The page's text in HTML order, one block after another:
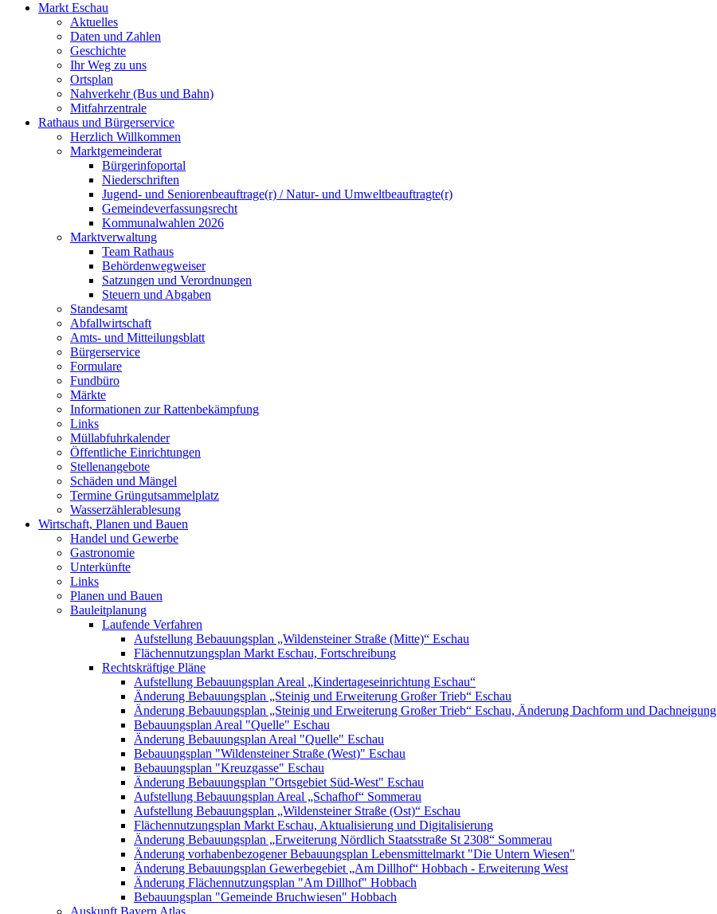
Markt Eschau
Aktuelles
Daten und Zahlen
Geschichte
Ihr Weg zu uns
Ortsplan
Nahverkehr (Bus und Bahn)
Mitfahrzentrale
Rathaus und Bürgerservice
Herzlich Willkommen
Marktgemeinderat
Bürgerinfoportal
Niederschriften
Jugend- und Seniorenbeauftrage(r) / Natur- und Umweltbeauftragte(r)
Gemeindeverfassungsrecht
Kommunalwahlen 2026
Marktverwaltung
Team Rathaus
Behördenwegweiser
Satzungen und Verordnungen
Steuern und Abgaben
Standesamt
Abfallwirtschaft
Amts- und Mitteilungsblatt
Bürgerservice
Formulare
Fundbüro
Märkte
Informationen zur Rattenbekämpfung
Links
Müllabfuhrkalender
Öffentliche Einrichtungen
Stellenangebote
Schäden und Mängel
Termine Grüngutsammelplatz
Wasserzählerablesung
Wirtschaft, Planen und Bauen
Handel und Gewerbe
Gastronomie
Unterkünfte
Links
Planen und Bauen
Bauleitplanung
Laufende Verfahren
Aufstellung Bebauungsplan „Wildensteiner Straße (Mitte)“ Eschau
Flächennutzungsplan Markt Eschau, Fortschreibung
Rechtskräftige Pläne
Aufstellung Bebauungsplan Areal „Kindertageseinrichtung Eschau“
Änderung Bebauungsplan „Steinig und Erweiterung Großer Trieb“ Eschau
Änderung Bebauungsplan „Steinig und Erweiterung Großer Trieb“ Eschau, Änderung Dachform und Dachneigung
Bebauungsplan Areal "Quelle" Eschau
Änderung Bebauungsplan Areal "Quelle" Eschau
Bebauungsplan "Wildensteiner Straße (West)" Eschau
Bebauungsplan "Kreuzgasse" Eschau
Änderung Bebauungsplan "Ortsgebiet Süd-West" Eschau
Aufstellung Bebauungsplan Areal „Schafhof“ Sommerau
Aufstellung Bebauungsplan „Wildensteiner Straße (Ost)“ Eschau
Flächennutzungsplan Markt Eschau, Aktualisierung und Digitalisierung
Änderung Bebauungsplan „Erweiterung Nördlich Staatsstraße St 2308“ Sommerau
Änderung vorhabenbezogener Bebauungsplan Lebensmittelmarkt "Die Untern Wiesen"
Änderung Bebauungsplan Gewerbegebiet „Am Dillhof“ Hobbach - Erweiterung West
Änderung Flächennutzungsplan "Am Dillhof" Hobbach
Bebauungsplan "Gemeinde Bruchwiesen" Hobbach
Auskunft Bayern Atlas